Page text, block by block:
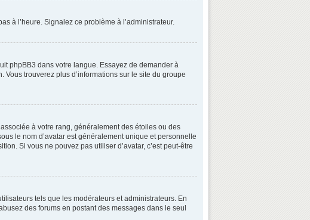
à l’heure. Signalez ce problème à l’administrateur.
phpBB3 dans votre langue. Essayez de demander à
Vous trouverez plus d’informations sur le site du groupe
à votre rang, généralement des étoiles ou des
le nom d’avatar est généralement unique et personnelle
Si vous ne pouvez pas utiliser d’avatar, c’est peut-être
tels que les modérateurs et administrateurs. En
des forums en postant des messages dans le seul